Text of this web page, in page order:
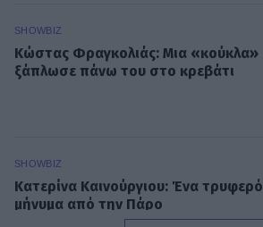
SHOWBIZ
Κώστας Φραγκολιάς: Μια «κούκλα»
ξάπλωσε πάνω του στο κρεβάτι
SHOWBIZ
Κατερίνα Καινούργιου: Ένα τρυφερό
μήνυμα από την Πάρο